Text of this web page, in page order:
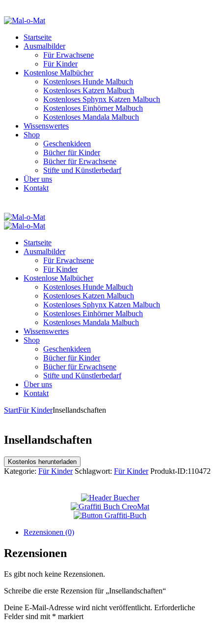
Startseite
Ausmalbilder
Für Erwachsene
Für Kinder
Kostenlose Malbücher
Kostenloses Hunde Malbuch
Kostenloses Katzen Malbuch
Kostenloses Sphynx Katzen Malbuch
Kostenloses Einhörner Malbuch
Kostenloses Mandala Malbuch
Wissenswertes
Shop
Geschenkideen
Bücher für Kinder
Bücher für Erwachsene
Stifte und Künstlerbedarf
Über uns
Kontakt
Startseite
Ausmalbilder
Für Erwachsene
Für Kinder
Kostenlose Malbücher
Kostenloses Hunde Malbuch
Kostenloses Katzen Malbuch
Kostenloses Sphynx Katzen Malbuch
Kostenloses Einhörner Malbuch
Kostenloses Mandala Malbuch
Wissenswertes
Shop
Geschenkideen
Bücher für Kinder
Bücher für Erwachsene
Stifte und Künstlerbedarf
Über uns
Kontakt
StartFür KinderInsellandschaften
Insellandschaften
Kostenlos herunterladen
Kategorie: Für Kinder Schlagwort: Für Kinder Produkt-ID:110472
Rezensionen (0)
Rezensionen
Es gibt noch keine Rezensionen.
Schreibe die erste Rezension für „Insellandschaften“
Deine E-Mail-Adresse wird nicht veröffentlicht. Erforderliche
Felder sind mit * markiert